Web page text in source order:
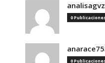
analisagvz
0
0